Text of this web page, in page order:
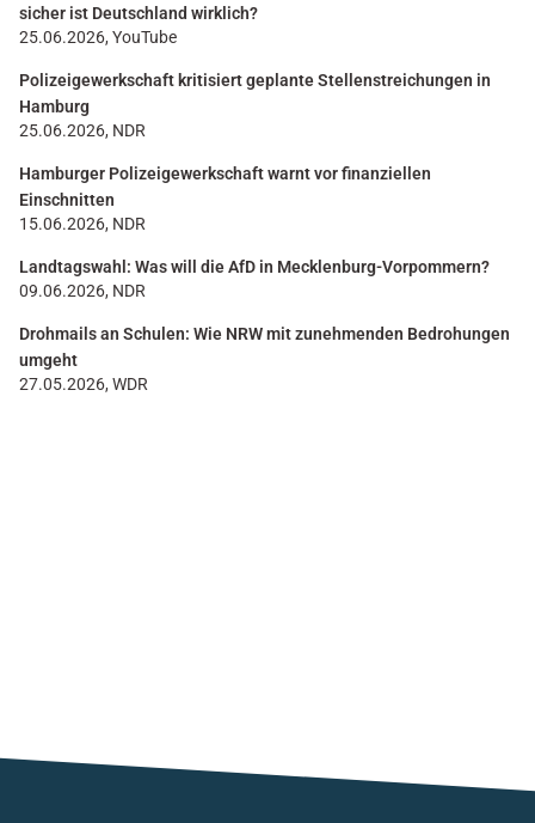
sicher ist Deutschland wirklich?
25.06.2026, YouTube
Polizeigewerkschaft kritisiert geplante Stellenstreichungen in
Hamburg
25.06.2026, NDR
Hamburger Polizeigewerkschaft warnt vor finanziellen
Einschnitten
15.06.2026, NDR
Landtagswahl: Was will die AfD in Mecklenburg-Vorpommern?
09.06.2026, NDR
Drohmails an Schulen: Wie NRW mit zunehmenden Bedrohungen
umgeht
27.05.2026, WDR